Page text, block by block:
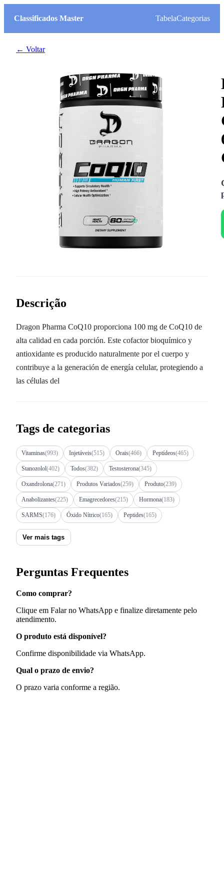
Classificados Master TabelaCategorias
← Voltar
Descrição
Dragon Pharma CoQ10 proporciona 100 mg de CoQ10 de
alta calidad en cada porción. Este cofactor bioquímico y
antioxidante es producido naturalmente por el cuerpo y
contribuye a la generación de energía celular, protegiendo a
las células del
Tags de categorias
Vitaminas(993) Injetáveis(515) Orais(466) Peptídeos(465)
Stanozolol(402) Todos(382) Testosterona(345)
Oxandrolona(271) Produtos Variados(259) Produto(239)
Anabolizantes(225) Emagrecedores(215) Hormona(183)
SARMS(176) Óxido Nítrico(165) Peptides(165)
Ver mais tags
Perguntas Frequentes
Como comprar?
Clique em Falar no WhatsApp e finalize diretamente pelo
atendimento.
O produto está disponível?
Confirme disponibilidade via WhatsApp.
Qual o prazo de envio?
O prazo varia conforme a região.